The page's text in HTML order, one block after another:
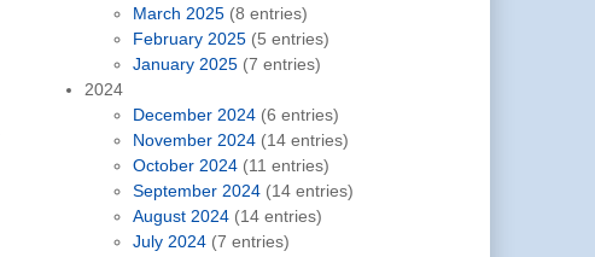
March 2025 (8 entries)
February 2025 (5 entries)
January 2025 (7 entries)
2024
December 2024 (6 entries)
November 2024 (14 entries)
October 2024 (11 entries)
September 2024 (14 entries)
August 2024 (14 entries)
July 2024 (7 entries)